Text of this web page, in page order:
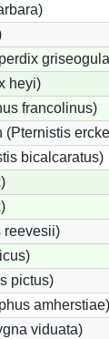
heyi)
francolinus)
(Pternistis
bicalcaratus)
reevesii)
pictus)
amherstiae)
viduata)